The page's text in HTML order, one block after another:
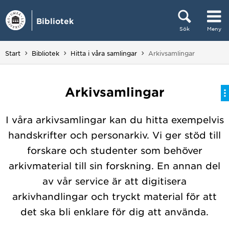
Hoppa direkt till innehållet
Bibliotek
Sök Meny
Huvudmenyn dold.
Start Bibliotek Hitta i våra samlingar Du är här:
Arkivsamlingar
Arkivsamlingar
I våra arkivsamlingar kan du hitta exempelvis
handskrifter och personarkiv. Vi ger stöd till
forskare och studenter som behöver
arkivmaterial till sin forskning. En annan del
av vår service är att digitisera
arkivhandlingar och tryckt material för att
det ska bli enklare för dig att använda.